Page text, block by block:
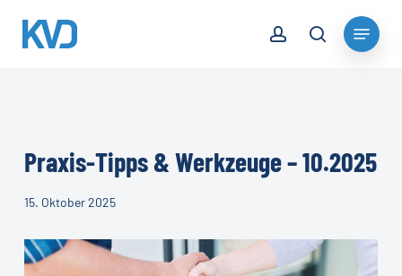
search
Menu
Praxis-Tipps & Werkzeuge – 10.2025
15. Oktober 2025
Close